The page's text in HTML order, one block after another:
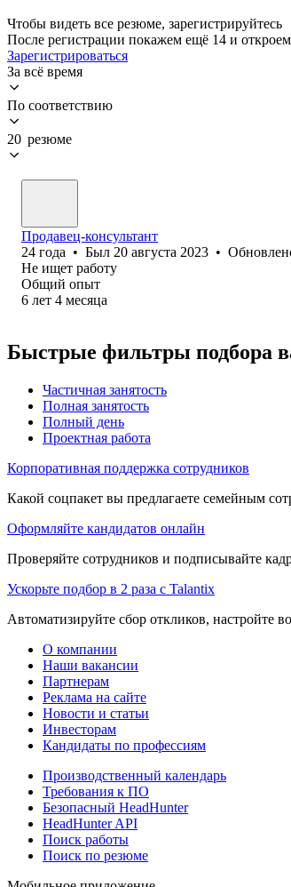
Чтобы видеть все резюме, зарегистрируйтесь
После регистрации покажем ещё 14 и
Зарегистрироваться
За всё время
По соответствию
20 резюме
Продавец-консультант
24 года • Был 20 августа 2023 •
Не ищет работу
Общий опыт
6 лет 4 месяца
Быстрые фильтры подбора
Частичная занятость
Полная занятость
Полный день
Проектная работа
Корпоративная поддержка сотрудников
Какой соцпакет вы предлагаете семейным
Оформляйте кандидатов онлайн
Проверяйте сотрудников и подписывайте
Ускорьте подбор в 2 раза с Talantix
Автоматизируйте сбор откликов, настройте
О компании
Наши вакансии
Партнерам
Реклама на сайте
Новости и статьи
Инвесторам
Кандидаты по профессиям
Производственный календарь
Требования к ПО
Безопасный HeadHunter
HeadHunter API
Поиск работы
Поиск по резюме